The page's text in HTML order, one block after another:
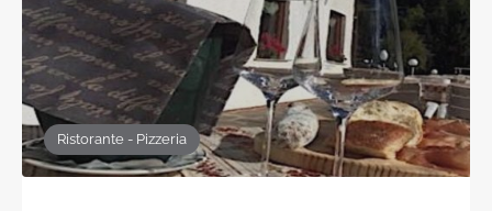
Ristorante - Pizzeria